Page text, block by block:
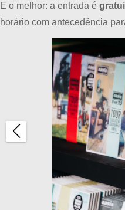
E o melhor: a entrada é
horário com antecedência